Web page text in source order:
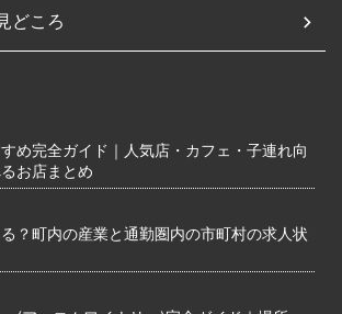
どころ
め完全ガイド｜人気店・カフェ・子連れ向
お店まとめ
？町内の産業と通勤圏内の市町村の求人状